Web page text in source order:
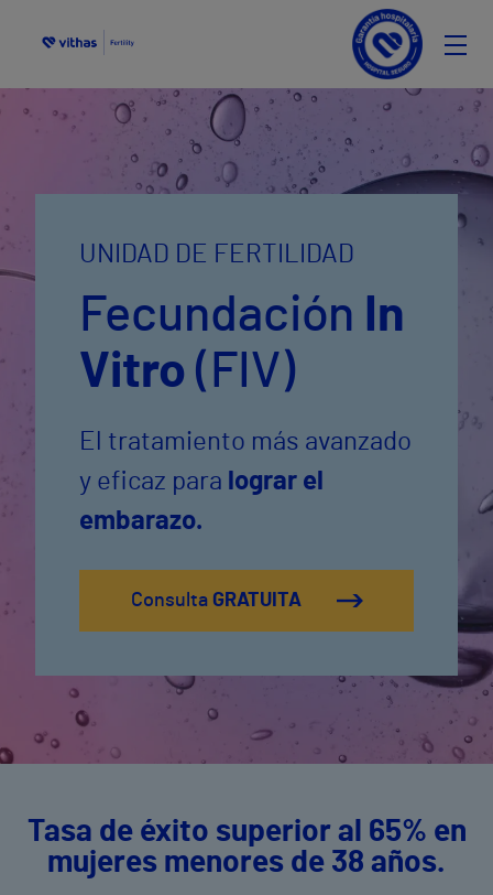
IT
UNIDAD DE FERTILIDAD
Fecundación In
Vitro (FIV)
El tratamiento más avanzado
y eficaz para lograr el
embarazo.
Consulta GRATUITA
Tasa de éxito superior al 65% en
mujeres menores de 38 años.